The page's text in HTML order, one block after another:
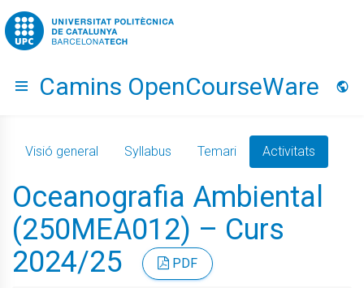
Go to upc.edu
Hide menu
Camins OpenCourseWare
Visió general Syllabus Temari Activitats
Oceanografia Ambiental
(250MEA012) – Curs
2024/25
PDF